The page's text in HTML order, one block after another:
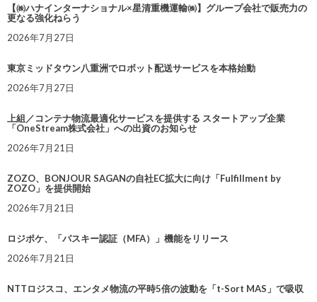
【㈱ハナインターナショナル×星清重機運輸㈱】グループ会社で販売力の
更なる強化ねらう
2026年7月27日
東京ミッドタウン八重洲でロボット配送サービスを本格始動
2026年7月27日
上組／コンテナ物流最適化サービスを提供する スタートアップ企業
「OneStream株式会社」への出資のお知らせ
2026年7月21日
ZOZO、BONJOUR SAGANの自社EC拡大に向け「Fulfillment by
ZOZO」を提供開始
2026年7月21日
ロジポケ、「パスキー認証（MFA）」機能をリリース
2026年7月21日
NTTロジスコ、エンタメ物流の平時5倍の波動を「t-Sort MAS」で吸収